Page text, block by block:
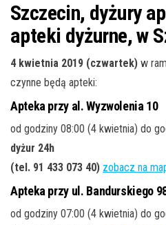
Szczecin, dyżury
apteki dyżurne, w
4 kwietnia 2019 (czwartek) w
czynne będą apteki:
Apteka przy al. Wyzwolenia 10
od godziny 08:00 (4 kwietnia) do
dyżur 24h
(tel. 91 433 073 40) zobacz na
Apteka przy ul. Bandurskiego
od godziny 07:00 (4 kwietnia) do